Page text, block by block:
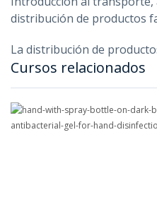
distribución de productos
La distribución de
Cursos relacionados